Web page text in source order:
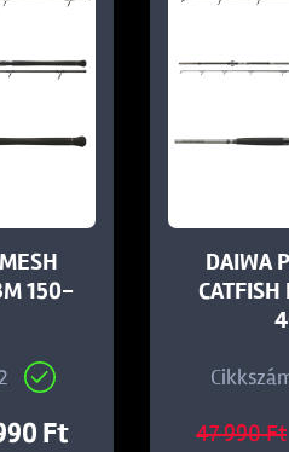
150-
Ft
DAIWA
47 990 Ft